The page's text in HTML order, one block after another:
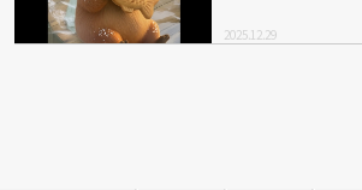
2025.12.29